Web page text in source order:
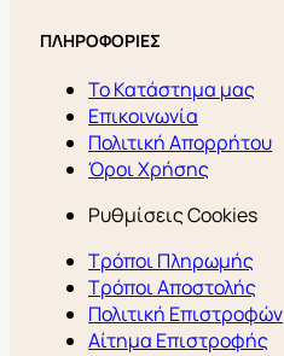
ΠΛΗΡΟΦΟΡΙΕΣ
Το Κατάστημα μας
Επικοινωνία
Πολιτική Απορρήτου
Όροι Χρήσης
Ρυθμίσεις Cookies
Τρόποι Πληρωμής
Τρόποι Αποστολής
Πολιτική Επιστροφών
Αίτημα Επιστροφής